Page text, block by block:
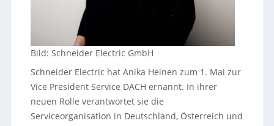
Bild: Schneider Electric GmbH
Schneider Electric hat Anika Heinen zum 1. Mai zur
Vice President Service DACH ernannt. In ihrer
neuen Rolle verantwortet sie die
Serviceorganisation in Deutschland, Österreich und